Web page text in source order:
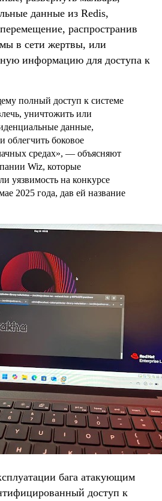
данные из Redis,
распространив
в сети жертвы, или
информацию для доступа к
полный доступ к системе
уничтожить или
данные,
облегчить боковое
средах», — объясняют
Wiz, которые
уязвимость на конкурсе
2025 года, дав ей название
бага атакующим
доступ к